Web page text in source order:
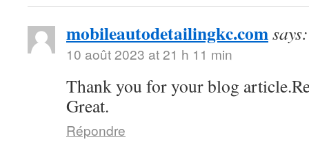
mobileautodetailingkc.comsays:
10 août 2023 at 21 h 11 min
Thank you for your blog
Great.
Répondre